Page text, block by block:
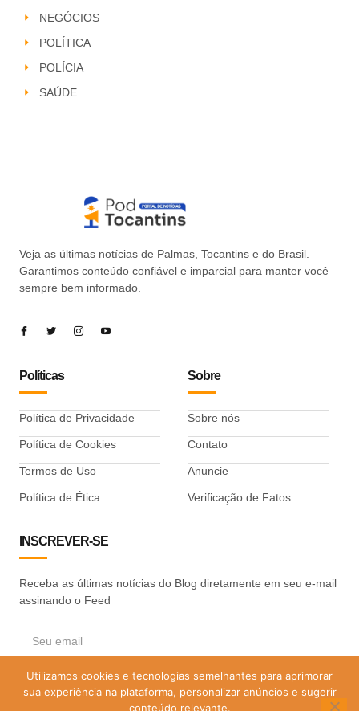
NEGÓCIOS
POLÍTICA
POLÍCIA
SAÚDE
Veja as últimas notícias de Palmas, Tocantins e do Brasil.
Garantimos conteúdo confiável e imparcial para manter você
sempre bem informado.
Políticas
Política de Privacidade
Política de Cookies
Termos de Uso
Política de Ética
Sobre
Sobre nós
Contato
Anuncie
Verificação de Fatos
INSCREVER-SE
Receba as últimas notícias do Blog diretamente em seu e-mail
assinando o Feed
ASSINAR
Utilizamos cookies e tecnologias semelhantes para aprimorar
sua experiência na plataforma, personalizar anúncios e sugerir
conteúdo relevante.